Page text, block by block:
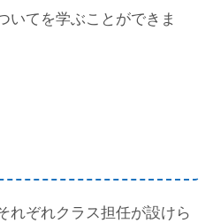
いてを学ぶことができま
れぞれクラス担任が設けら